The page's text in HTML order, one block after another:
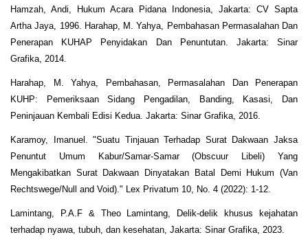
Hamzah, Andi, Hukum Acara Pidana Indonesia, Jakarta: CV Sapta
Artha Jaya, 1996. Harahap, M. Yahya, Pembahasan Permasalahan Dan
Penerapan KUHAP Penyidakan Dan Penuntutan. Jakarta: Sinar
Grafika, 2014.
Harahap, M. Yahya, Pembahasan, Permasalahan Dan Penerapan
KUHP: Pemeriksaan Sidang Pengadilan, Banding, Kasasi, Dan
Peninjauan Kembali Edisi Kedua. Jakarta: Sinar Grafika, 2016.
Karamoy, Imanuel. "Suatu Tinjauan Terhadap Surat Dakwaan Jaksa
Penuntut Umum Kabur/Samar-Samar (Obscuur Libeli) Yang
Mengakibatkan Surat Dakwaan Dinyatakan Batal Demi Hukum (Van
Rechtswege/Null and Void)." Lex Privatum 10, No. 4 (2022): 1-12.
Lamintang, P.A.F & Theo Lamintang, Delik-delik khusus kejahatan
terhadap nyawa, tubuh, dan kesehatan, Jakarta: Sinar Grafika, 2023.